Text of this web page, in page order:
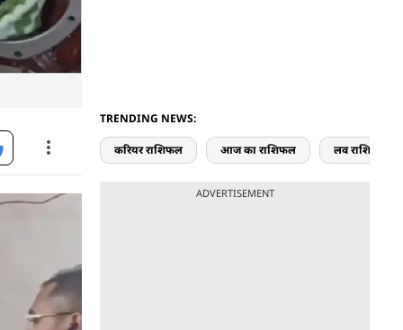
में
TRENDING NEWS:
करियर राशिफल आज का राशिफल लव राशिफल
ADVERTISEMENT